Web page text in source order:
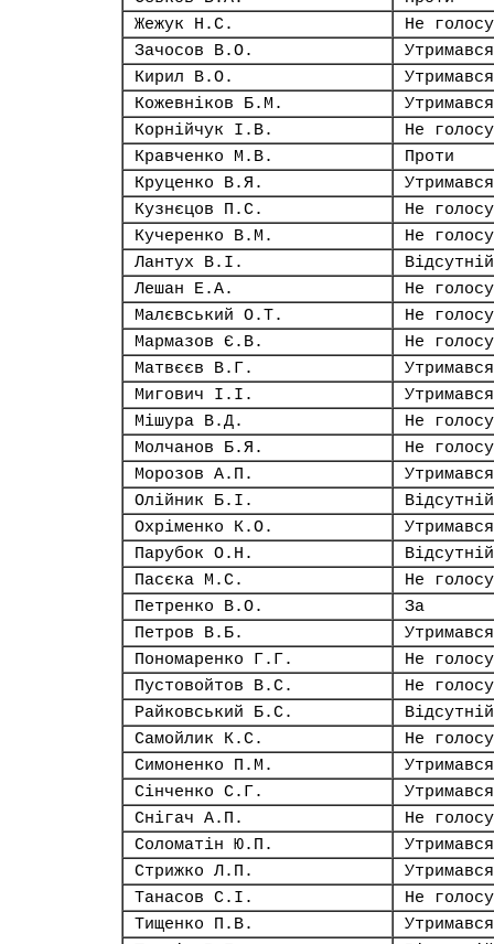
Жежук Н.С.
Не
Зачосов В.О.
Утримався
Кирил В.О.
Утримався
Кожевніков Б.М.
Утримався
Корнійчук І.В.
Не
Кравченко М.В.
Проти
Круценко В.Я.
Утримався
Кузнєцов П.С.
Не
Кучеренко В.М.
Не
Лантух В.І.
Відсутній
Лешан Е.А.
Не
Малєвський О.Т.
Не
Мармазов Є.В.
Не
Матвєєв В.Г.
Утримався
Мигович І.І.
Утримався
Мішура В.Д.
Не
Молчанов Б.Я.
Не
Морозов А.П.
Утримався
Олійник Б.І.
Відсутній
Охріменко К.О.
Утримався
Парубок О.Н.
Відсутній
Пасєка М.С.
Не
Петренко В.О.
За
Петров В.Б.
Утримався
Пономаренко Г.Г.
Не
Пустовойтов В.С.
Не
Райковський Б.С.
Відсутній
Самойлик К.С.
Не
Симоненко П.М.
Утримався
Сінченко С.Г.
Утримався
Снігач А.П.
Не
Соломатін Ю.П.
Утримався
Стрижко Л.П.
Утримався
Танасов С.І.
Не
Тищенко П.В.
Утримався